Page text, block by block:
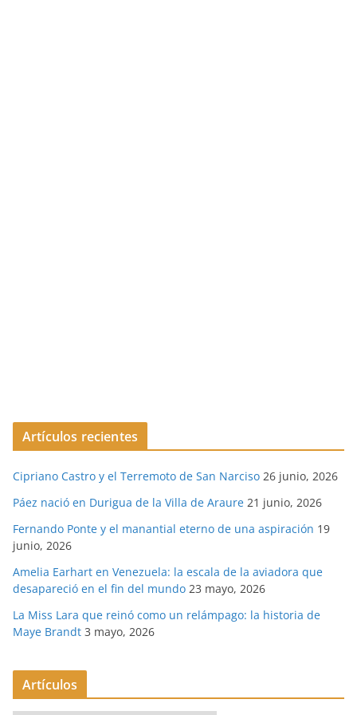
Artículos recientes
Cipriano Castro y el Terremoto de San Narciso 26 junio, 2026
Páez nació en Durigua de la Villa de Araure 21 junio, 2026
Fernando Ponte y el manantial eterno de una aspiración 19
junio, 2026
Amelia Earhart en Venezuela: la escala de la aviadora que
desapareció en el fin del mundo 23 mayo, 2026
La Miss Lara que reinó como un relámpago: la historia de
Maye Brandt 3 mayo, 2026
Artículos